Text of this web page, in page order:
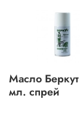
Масло
мл. спрей